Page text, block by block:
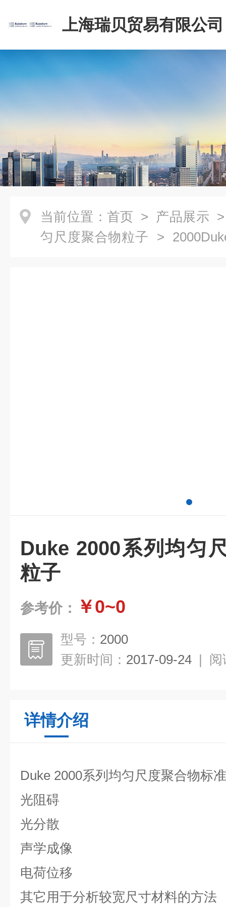
上海瑞贝贸易有限公司
当前位置： 首页 > 产品展示
匀尺度聚合物粒子 >
Duke 2000系列均匀
粒子
参考价： ￥0~0
型号： 2000
更新时间： 2017-09-24 | 阅
详情介绍
Duke 2000系列均匀尺度聚合物标
光阻碍
光分散
声学成像
电荷位移
其它用于分析较宽尺寸材料的方法